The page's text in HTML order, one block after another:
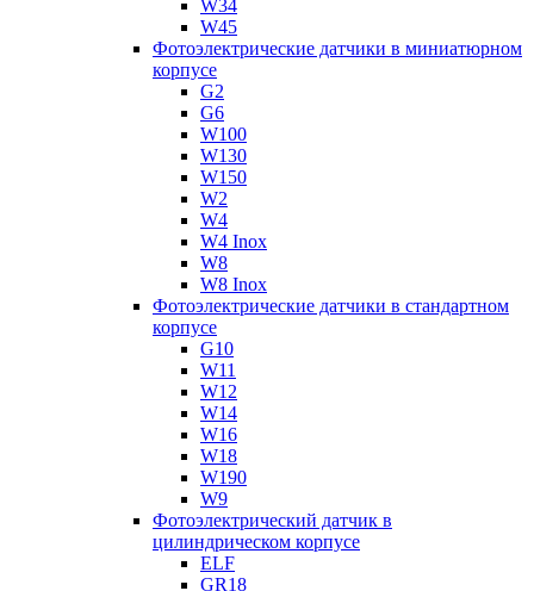
W34
W45
Фотоэлектрические датчики в миниатюрном
корпусе
G2
G6
W100
W130
W150
W2
W4
W4 Inox
W8
W8 Inox
Фотоэлектрические датчики в стандартном
корпусе
G10
W11
W12
W14
W16
W18
W190
W9
Фотоэлектрический датчик в
цилиндрическом корпусе
ELF
GR18